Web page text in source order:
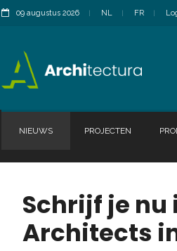
09 augustus 2026 NL FR
NIEUWS PROJECTEN
Schrijf je
Architects